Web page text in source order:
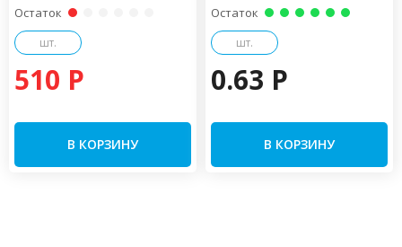
Остаток
шт.
510 P
В КОРЗИНУ
Остаток
шт.
0.63 P
В КОРЗИНУ